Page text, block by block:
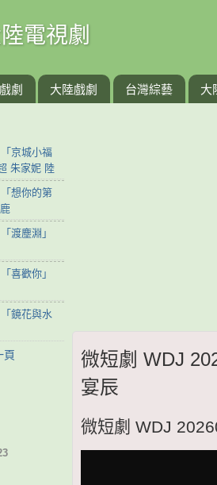
電視劇
劇 大陸戲劇 台灣綜藝 大
微短劇 WDJ
宴辰
微短劇 WDJ
京城小福
朱家妮 陸
想你的第
渡塵淵」
喜歡你」
鏡花與水
頁